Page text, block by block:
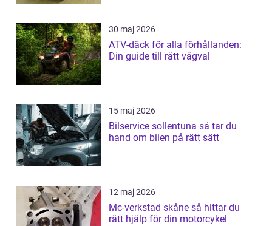
30 maj 2026
ATV-däck för alla förhållanden:
Din guide till rätt vägval
15 maj 2026
Bilservice sollentuna så tar du
hand om bilen på rätt sätt
12 maj 2026
Mc-verkstad skåne så hittar du
rätt hjälp för din motorcykel